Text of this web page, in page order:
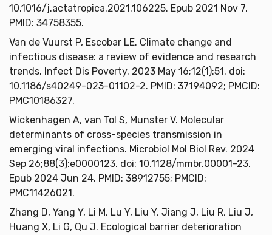
10.1016/j.actatropica.2021.106225. Epub 2021 Nov 7.
PMID: 34758355.
Van de Vuurst P, Escobar LE. Climate change and
infectious disease: a review of evidence and research
trends. Infect Dis Poverty. 2023 May 16;12(1):51. doi:
10.1186/s40249-023-01102-2. PMID: 37194092; PMCID:
PMC10186327.
Wickenhagen A, van Tol S, Munster V. Molecular
determinants of cross-species transmission in
emerging viral infections. Microbiol Mol Biol Rev. 2024
Sep 26;88(3):e0000123. doi: 10.1128/mmbr.00001-23.
Epub 2024 Jun 24. PMID: 38912755; PMCID:
PMC11426021.
Zhang D, Yang Y, Li M, Lu Y, Liu Y, Jiang J, Liu R, Liu J,
Huang X, Li G, Qu J. Ecological barrier deterioration